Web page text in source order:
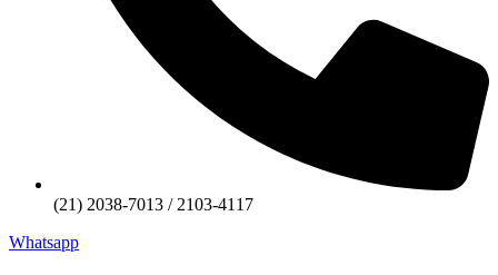
(21) 2038-7013 / 2103-4117
Whatsapp